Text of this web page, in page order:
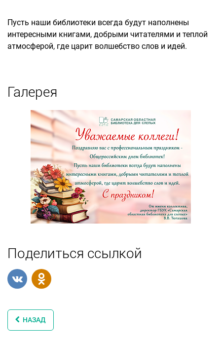
Пусть наши библиотеки всегда будут наполнены
интересными книгами, добрыми читателями и теплой
атмосферой, где царит волшебство слов и идей.
Галерея
Поделиться ссылкой
НАЗАД